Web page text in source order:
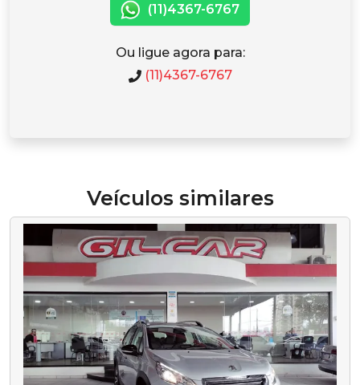
(11)4367-6767
Ou ligue agora para:
(11)4367-6767
Veículos similares